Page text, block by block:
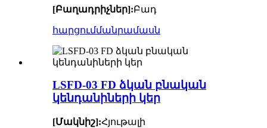
[Բաղադրիչներ]:Բադ
հարցումմանրամասն
LSFD-03 FD ձկան բնական
կենդանիների կեր
[Մակնիշ]:Հյութալի